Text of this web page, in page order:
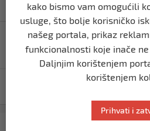
Navigacija
objava
Sjeverna Koreja lansirala
smećem ka Južnoj Koreji
Večeras u
kako bismo vam omogućili
usluge, što bolje korisničko
našeg portala, prikaz
funkcionalnosti koje inače
Daljnjim korištenjem
korištenjem
Prihvati i